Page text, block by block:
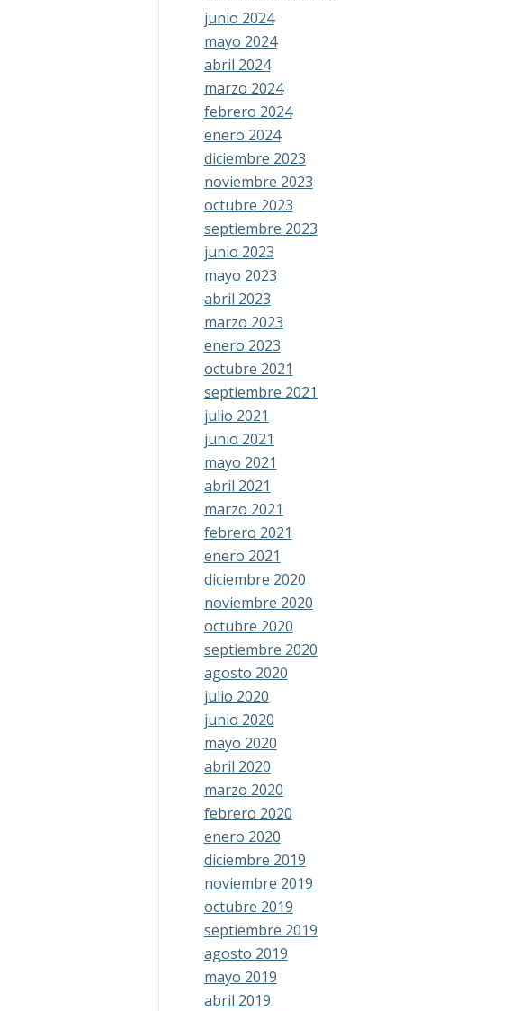
junio 2024
mayo 2024
abril 2024
marzo 2024
febrero 2024
enero 2024
diciembre 2023
noviembre 2023
octubre 2023
septiembre 2023
junio 2023
mayo 2023
abril 2023
marzo 2023
enero 2023
octubre 2021
septiembre 2021
julio 2021
junio 2021
mayo 2021
abril 2021
marzo 2021
febrero 2021
enero 2021
diciembre 2020
noviembre 2020
octubre 2020
septiembre 2020
agosto 2020
julio 2020
junio 2020
mayo 2020
abril 2020
marzo 2020
febrero 2020
enero 2020
diciembre 2019
noviembre 2019
octubre 2019
septiembre 2019
agosto 2019
mayo 2019
abril 2019